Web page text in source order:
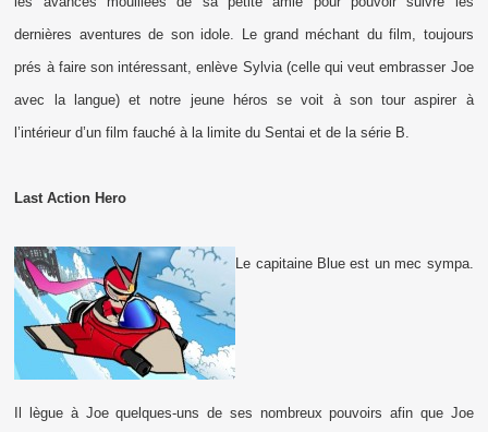
dernières aventures de son idole. Le grand méchant du film, toujours
prés à faire son intéressant, enlève Sylvia (celle qui veut embrasser Joe
avec la langue) et notre jeune héros se voit à son tour aspirer à
l’intérieur d’un film fauché à la limite du Sentai et de la série B.
Last Action Hero
Le capitaine Blue est un mec sympa.
Il lègue à Joe quelques-uns de ses nombreux pouvoirs afin que Joe